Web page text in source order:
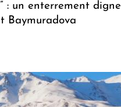
: un enterrement digne
Baymuradova